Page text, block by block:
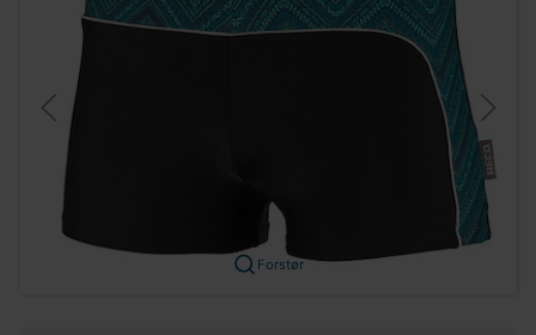
Forstør